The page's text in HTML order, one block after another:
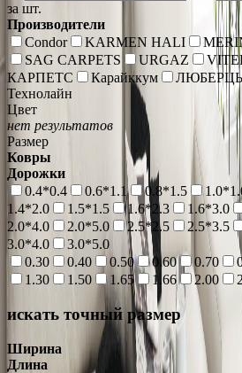
за шт.
Производители
Condor
KARMEN HALI
SAG CARPETS
URGAZ
КАРПЕТС
Карайккум
Технолайн
Цвет
нет результатов
Размер
Ковры
Дорожки
0.4*0.4
0.6*1.1 0.8*1.5
1.4*2.0
1.5*1.5 1.6*2.3 1.6*3.0
2.0*4.0
2.0*5.0 2.5*2.5 2.5*3.5
3.0*4.0
3.0*5.0
0.30
0.40 0.50 0.60 0.70
1.30
1.50 1.65 1.66 2.00
искать точный размер
Ширина
Длина